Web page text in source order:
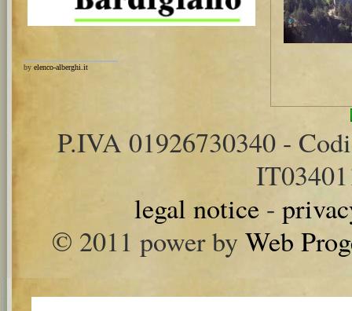
by elenco-alberghi.it
P.IVA 01926730340 -
legal notice -
© 2011 power byWeb